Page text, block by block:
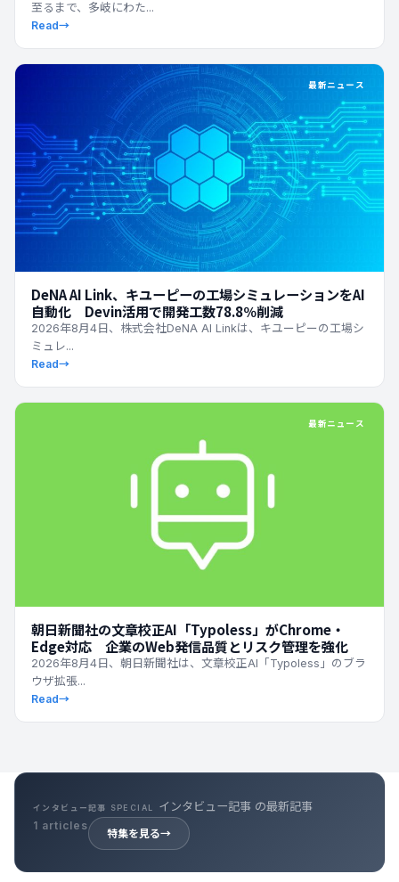
至るまで、多岐にわた...
Read→
最新ニュース
DeNA AI Link、キユーピーの工場シミュレーションをAI
自動化 Devin活用で開発工数78.8％削減
2026年8月4日、株式会社DeNA AI Linkは、キユーピーの工場シ
ミュレ...
Read→
最新ニュース
朝日新聞社の文章校正AI「Typoless」がChrome・
Edge対応 企業のWeb発信品質とリスク管理を強化
2026年8月4日、朝日新聞社は、文章校正AI「Typoless」のブラ
ウザ拡張...
Read→
インタビュー記事 SPECIAL インタビュー記事 の最新記事
1 articles
特集を見る→